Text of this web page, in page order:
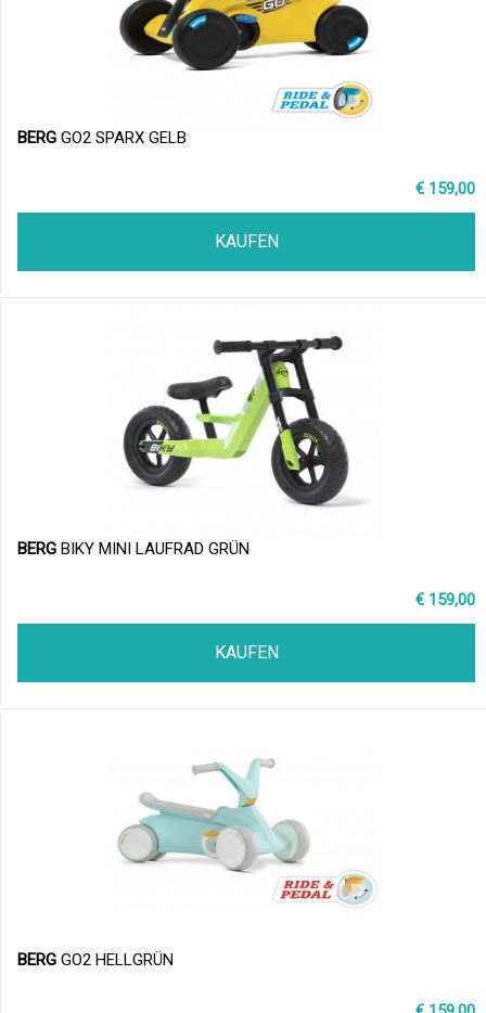
BERG GO2 SPARX GELB
€ 159,00
KAUFEN
BERG BIKY MINI LAUFRAD GRÜN
€ 159,00
KAUFEN
BERG GO2 HELLGRÜN